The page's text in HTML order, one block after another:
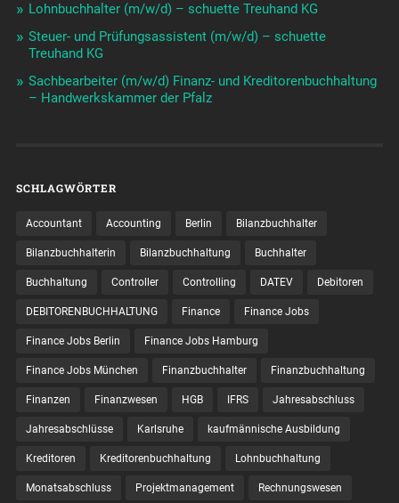
Lohnbuchhalter (m/w/d) – schuette Treuhand KG
Steuer- und Prüfungsassistent (m/w/d) – schuette
Treuhand KG
Sachbearbeiter (m/w/d) Finanz- und Kreditorenbuchhaltung
– Handwerkskammer der Pfalz
SCHLAGWÖRTER
Accountant Accounting Berlin Bilanzbuchhalter
Bilanzbuchhalterin Bilanzbuchhaltung Buchhalter
Buchhaltung Controller Controlling DATEV Debitoren
DEBITORENBUCHHALTUNG Finance Finance Jobs
Finance Jobs Berlin Finance Jobs Hamburg
Finance Jobs München Finanzbuchhalter Finanzbuchhaltung
Finanzen Finanzwesen HGB IFRS Jahresabschluss
Jahresabschlüsse Karlsruhe kaufmännische Ausbildung
Kreditoren Kreditorenbuchhaltung Lohnbuchhaltung
Monatsabschluss Projektmanagement Rechnungswesen